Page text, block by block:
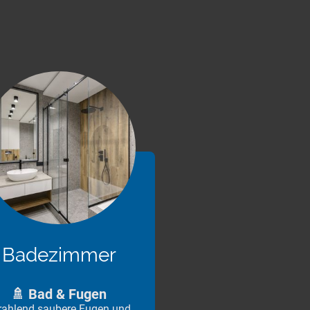
Badezimmer
🚿 Bad & Fugen